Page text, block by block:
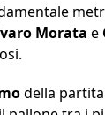
Morata e
della